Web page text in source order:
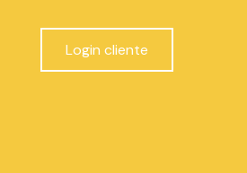
Login cliente